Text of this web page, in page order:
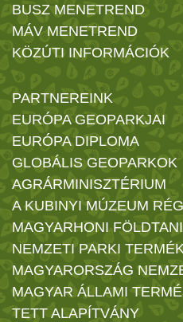
BUSZ MENETREND
MÁV MENETREND
KÖZÚTI INFORMÁCIÓK
PARTNEREINK
EURÓPA GEOPARKJAI
EURÓPA DIPLOMA
GLOBÁLIS GEOPARKOK
AGRÁRMINISZTÉRIUM
A KUBINYI MÚZEUM
MAGYARHONI
NEMZETI PARKI
MAGYARORSZÁG
MAGYAR ÁLLAMI
TETT ALAPÍTVÁNY